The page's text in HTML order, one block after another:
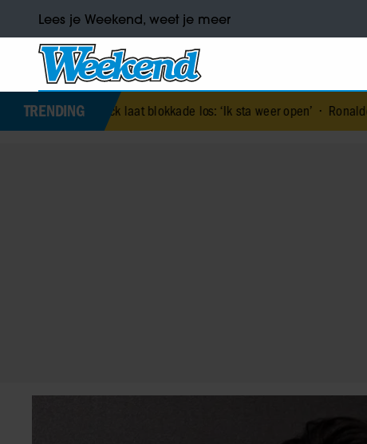
Lees je Weekend, weet je meer
TRENDING
Kolck laat blokkade los: ‘Ik sta weer open’•Ronaldo’s verloofde